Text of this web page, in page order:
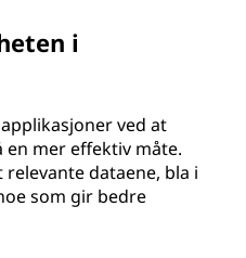
i
ved at
mer effektiv måte.
dataene, bla i
som gir bedre